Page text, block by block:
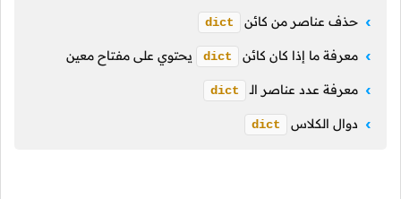
حذف عناصر من كائن dict
معرفة ما إذا كان كائن dict يحتوي على مفتاح معين
معرفة عدد عناصر الـ dict
دوال الكلاس dict